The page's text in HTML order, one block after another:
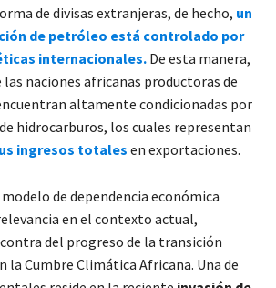
de divisas extranjeras, de hecho, un
de petróleo está controlado por
internacionales. De esta manera,
las naciones africanas productoras de
altamente condicionadas por
hidrocarburos, los cuales representan
ingresos totales en exportaciones.
de dependencia económica
en el contexto actual,
del progreso de la transición
la Cumbre Climática Africana. Una de